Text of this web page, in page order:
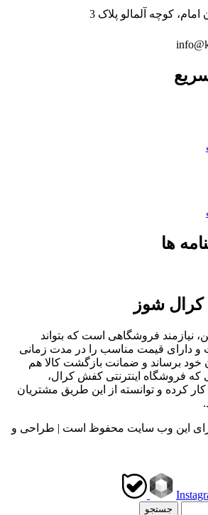
امام، کوچه آلمالو پلاک 3
ها
کرال شوز
نیازمند فروشگاهی است که بتواند
و دارای قیمت مناسب را در مدت زمانی
خود برساند و ضمانت بازگشت کالا هم
که فروشگاه اینترنتی کفش کرال،
کرده و توانسته از این طریق مشتریان
برای این وب سایت محفوظ است | طراحی و
جستجو